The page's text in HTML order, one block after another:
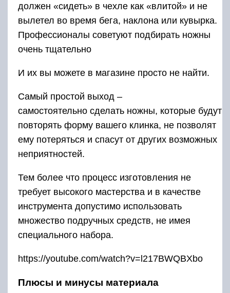
должен «сидеть» в чехле как «влитой» и не
вылетел во время бега, наклона или кувырка.
Профессионалы советуют подбирать ножны
очень тщательно
И их вы можете в магазине просто не найти.
Самый простой выход –
самостоятельно сделать ножны, которые будут
повторять форму вашего клинка, не позволят
ему потеряться и спасут от других возможных
неприятностей.
Тем более что процесс изготовления не
требует высокого мастерства и в качестве
инструмента допустимо использовать
множество подручных средств, не имея
специального набора.
https://youtube.com/watch?v=l217BWQBXbo
Плюсы и минусы материала